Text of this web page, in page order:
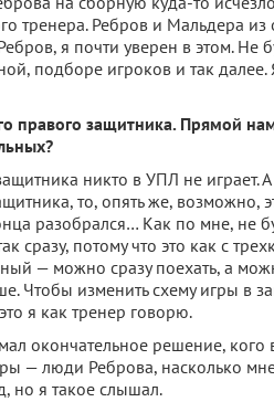
тренера. Ребров и Мальдера
я почти уверен в этом. Не
подборе игроков и так далее.
правого защитника. Прямой
никто в УПЛ не играет.
то, опять же, возможно,
разобрался… Как по мне, не
сразу, потому что это как с
— можно сразу поехать, а
Чтобы изменить схему игры в
я как тренер говорю.
окончательное решение, кого
— люди Реброва, насколько мне
но я такое слышал.